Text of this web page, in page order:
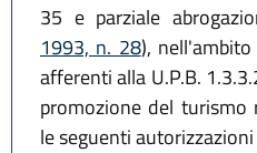
35 e parziale
1993, n. 28),
afferenti alla U.P.B.
promozione del turismo
le seguenti